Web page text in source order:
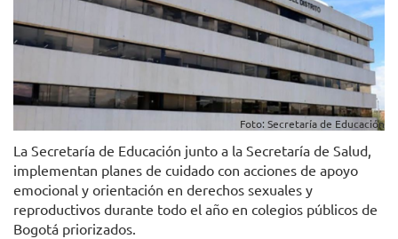
Foto: Secretaría de Educación
La Secretaría de Educación junto a la Secretaría de Salud,
implementan planes de cuidado con acciones de apoyo
emocional y orientación en derechos sexuales y
reproductivos durante todo el año en colegios públicos de
Bogotá priorizados.